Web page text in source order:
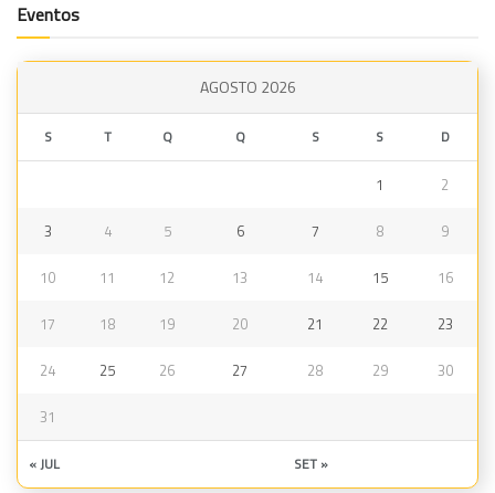
Eventos
AGOSTO 2026
S T Q Q S S D
1 2
3 4 5 6 7 8 9
10 11 12 13 14 15 16
17 18 19 20 21 22 23
24 25 26 27 28 29 30
31
« JUL SET »